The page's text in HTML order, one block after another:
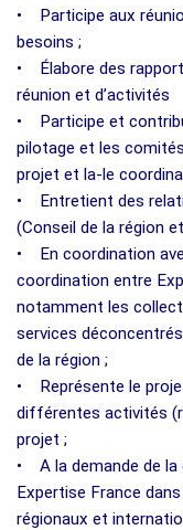
• Participe aux
besoins ;
• Élabore des
réunion et d’activités
• Participe et
pilotage et les
projet et la-le
• Entretient des
(Conseil de la région
• En coordination
coordination entre
notamment les
services
de la région ;
• Représente le
différentes activités
projet ;
• A la demande de
Expertise France
régionaux et